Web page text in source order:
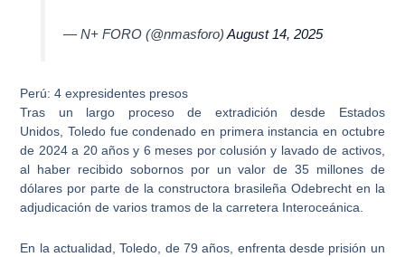
— N+ FORO (@nmasforo)August 14, 2025
Perú: 4 expresidentes presos
Tras un largo proceso de extradición desde Estados
Unidos,Toledo fue condenado en primera instancia en octubre
de 2024 a 20 años y 6 meses por colusión y lavado de activos,
al haber recibido sobornos por un valor de 35 millones de
dólares por parte de la constructora brasileña Odebrechten la
adjudicación de varios tramos de la carretera Interoceánica.
En la actualidad, Toledo, de 79 años, enfrenta desde prisión un